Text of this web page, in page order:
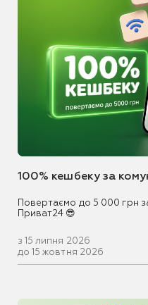
100% кешбеку за
Повертаємо до 5 000 грн
Приват24 😎
з 15 липня 2026
до 15 жовтня 2026